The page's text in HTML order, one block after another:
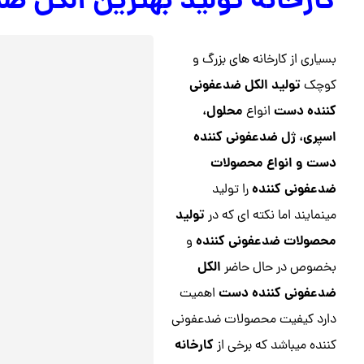
بسیاری از کارخانه های بزرگ و
کوچکتولید الکل ضدعفونی
کننده دستانواع محلول،
اسپری، ژل ضدعفونی کننده
دست و انواع محصولات
ضدعفونی کنندهرا تولید
مینمایند اما نکته ای که درتولید
محصولات ضدعفونی کنندهو
بخصوص در حال حاضرالکل
ضدعفونی کننده دستاهمیت
دارد کیفیت محصولات ضدعفونی
کننده میباشد که برخی ازکارخانه